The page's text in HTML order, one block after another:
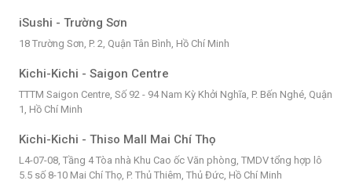
iSushi - Trường Sơn
18 Trường Sơn, P. 2, Quận Tân Bình, Hồ Chí Minh
Kichi-Kichi - Saigon Centre
TTTM Saigon Centre, Số 92 - 94 Nam Kỳ Khởi Nghĩa, P. Bến Nghé, Quận
1, Hồ Chí Minh
Kichi-Kichi - Thiso Mall Mai Chí Thọ
L4-07-08, Tầng 4 Tòa nhà Khu Cao ốc Văn phòng, TMDV tổng hợp lô
5.5 số 8-10 Mai Chí Thọ, P. Thủ Thiêm, Thủ Đức, Hồ Chí Minh